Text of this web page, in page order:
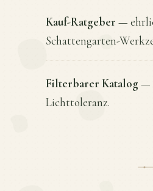
Kauf-Ratgeber —
Schattengarten-
Filterbarer Katalog —
Lichttoleranz.